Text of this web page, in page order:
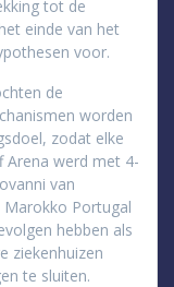
tot de
einde van het
voor.
de
worden
zodat elke
Arena werd met 4-
van
Portugal
hebben als
ziekenhuizen
te sluiten.